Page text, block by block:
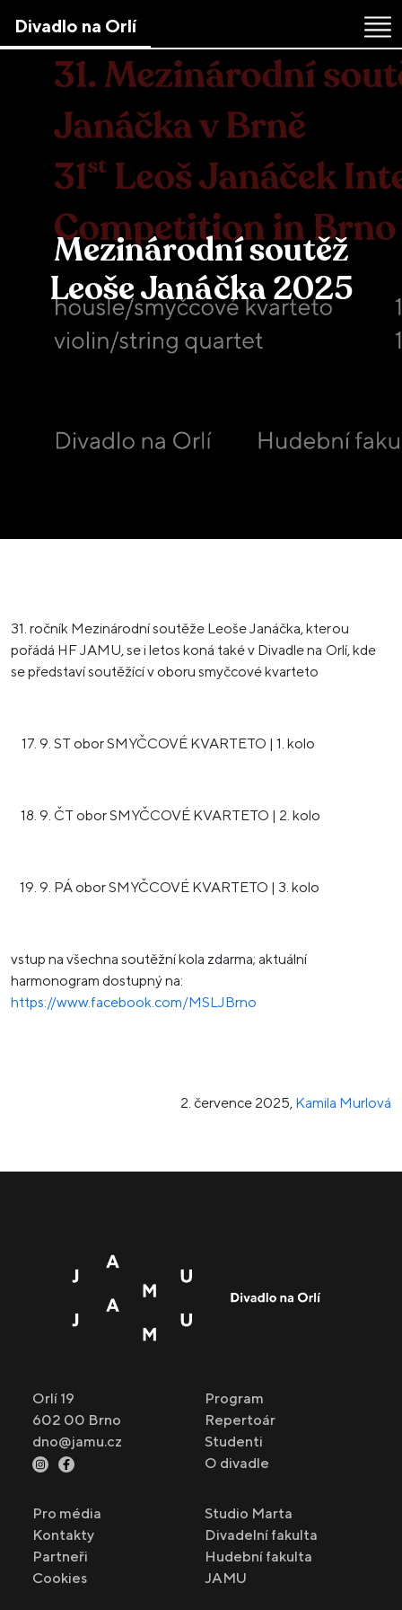
the
Divadlo na Orlí
Mezinárodní soutěž
Leoše Janáčka 2025
31. ročník Mezinárodní soutěže Leoše Janáčka, kterou
pořádá HF JAMU, se i letos koná také v Divadle na Orlí, kde
se představí soutěžící v oboru smyčcové kvarteto
9. ST obor SMYČCOVÉ KVARTETO | 1. kolo
9. ČT obor SMYČCOVÉ KVARTETO | 2. kolo
9. PÁ obor SMYČCOVÉ KVARTETO | 3. kolo
vstup na všechna soutěžní kola zdarma; aktuální
harmonogram dostupný na:
https://www.facebook.com/MSLJBrno
2. července 2025, Kamila Murlová
Orlí 19
602 00 Brno
dno@jamu.cz
Program
Repertoár
Studenti
O divadle
Pro média
Kontakty
Partneři
Cookies
Studio Marta
Divadelní fakulta
Hudební fakulta
JAMU